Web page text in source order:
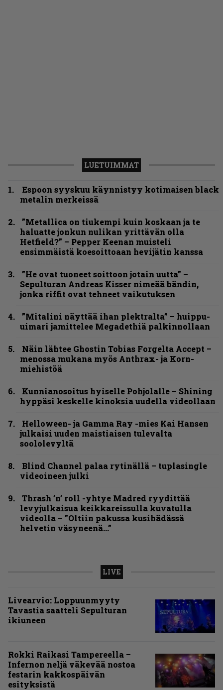
LUETUIMMAT
Espoon syyskuu käynnistyy kotimaisen black
metalin merkeissä
”Metallica on tiukempi kuin koskaan ja te
haluatte jonkun nulikan yrittävän olla
Hetfield?” – Pepper Keenan muisteli
ensimmäistä koesoittoaan hevijätin kanssa
”He ovat tuoneet soittoon jotain uutta” –
Sepulturan Andreas Kisser nimeää bändin,
jonka riffit ovat tehneet vaikutuksen
”Mitalini näyttää ihan plektralta” – huippu-
uimari jamittelee Megadethiä palkinnollaan
Näin lähtee Ghostin Tobias Forgelta Accept –
menossa mukana myös Anthrax- ja Korn-
miehistöä
Kunnianosoitus hyiselle Pohjolalle – Shining
hyppäsi keskelle kinoksia uudella videollaan
Helloween- ja Gamma Ray -mies Kai Hansen
julkaisi uuden maistiaisen tulevalta
soololevyltä
Blind Channel palaa rytinällä – tuplasingle
videoineen julki
Thrash ’n’ roll -yhtye Madred ryydittää
levyjulkaisua keikkareissulla kuvatulla
videolla – ”Oltiin pakussa kusihädässä
helvetin väsyneenä…”
LIVE
Livearvio: Loppuunmyyty
Tavastia saatteli Sepulturan
ikiuneen
Rokki Raikasi Tampereella –
Infernon neljä väkevää nostoa
festarin kakkospäivän
esityksistä